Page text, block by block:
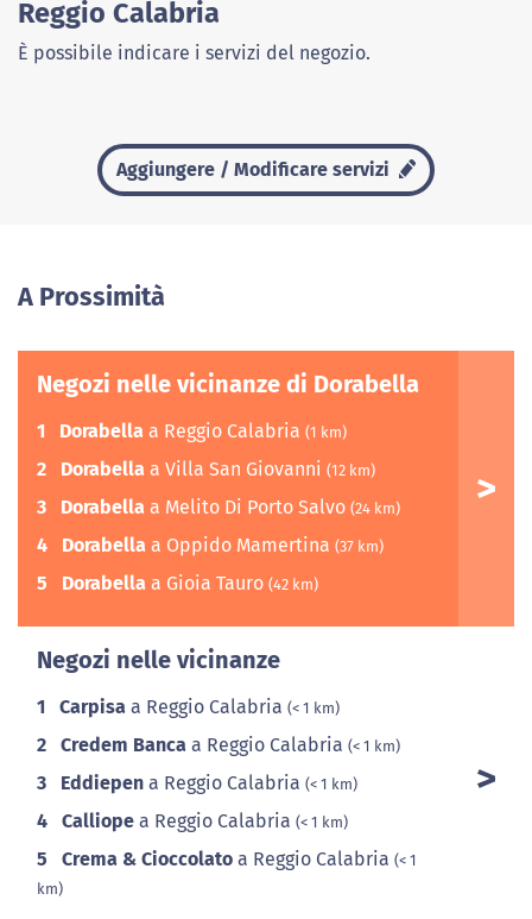
Reggio Calabria
È possibile indicare i servizi del negozio.
Aggiungere / Modificare servizi
A Prossimità
Negozi nelle vicinanze di Dorabella
1 Dorabella a Reggio Calabria (1 km)
2 Dorabella a Villa San Giovanni (12 km)
3 Dorabella a Melito Di Porto Salvo (24 km)
4 Dorabella a Oppido Mamertina (37 km)
5 Dorabella a Gioia Tauro (42 km)
Negozi nelle vicinanze
1 Carpisa a Reggio Calabria (< 1 km)
2 Credem Banca a Reggio Calabria (< 1 km)
3 Eddiepen a Reggio Calabria (< 1 km)
4 Calliope a Reggio Calabria (< 1 km)
5 Crema & Cioccolato a Reggio Calabria (< 1
km)